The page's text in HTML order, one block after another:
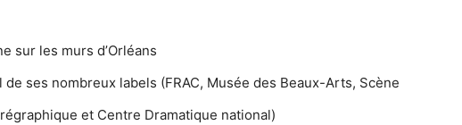
sur les murs d’Orléans
ses nombreux labels (FRAC, Musée des Beaux-Arts, Scène
et Centre Dramatique national)